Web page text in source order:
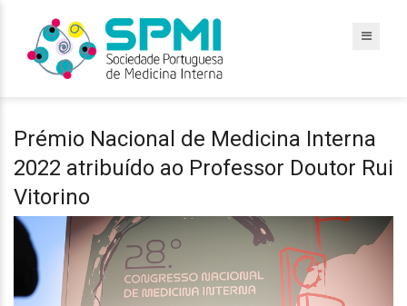
Prémio Nacional de Medicina Interna
2022 atribuído ao Professor Doutor Rui
Vitorino